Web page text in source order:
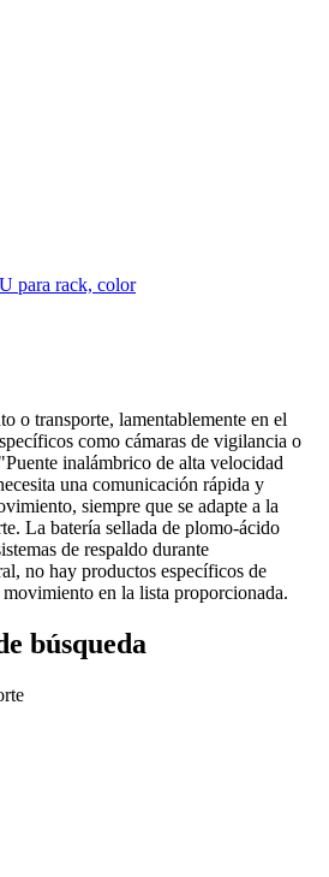
para rack, color
o transporte, lamentablemente en el
como cámaras de vigilancia o
inalámbrico de alta velocidad
una comunicación rápida y
siempre que se adapte a la
La batería sellada de plomo-ácido
de respaldo durante
no hay productos específicos de
en la lista proporcionada.
búsqueda